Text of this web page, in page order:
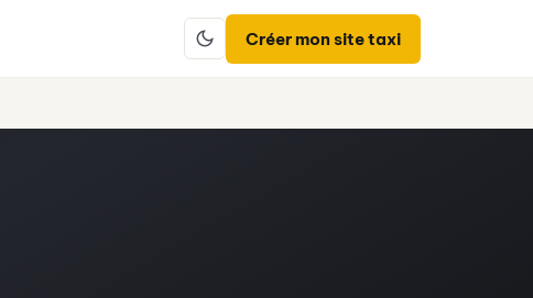
Créer mon site taxi